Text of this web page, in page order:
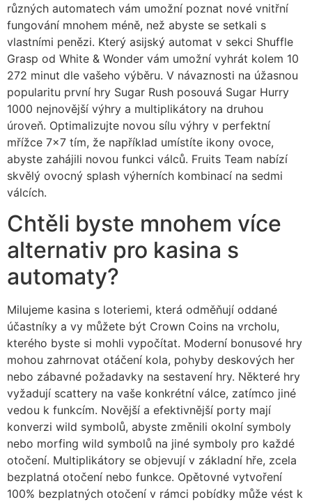
různých automatech vám umožní poznat nové vnitřní
fungování mnohem méně, než abyste se setkali s
vlastními penězi. Který asijský automat v sekci Shuffle
Grasp od White & Wonder vám umožní vyhrát kolem 10
272 minut dle vašeho výběru. V návaznosti na úžasnou
popularitu první hry Sugar Rush posouvá Sugar Hurry
1000 nejnovější výhry a multiplikátory na druhou
úroveň. Optimalizujte novou sílu výhry v perfektní
mřížce 7×7 tím, že například umístíte ikony ovoce,
abyste zahájili novou funkci válců. Fruits Team nabízí
skvělý ovocný splash výherních kombinací na sedmi
válcích.
Chtěli byste mnohem více
alternativ pro kasina s
automaty?
Milujeme kasina s loteriemi, která odměňují oddané
účastníky a vy můžete být Crown Coins na vrcholu,
kterého byste si mohli vypočítat. Moderní bonusové hry
mohou zahrnovat otáčení kola, pohyby deskových her
nebo zábavné požadavky na sestavení hry. Některé hry
vyžadují scattery na vaše konkrétní válce, zatímco jiné
vedou k funkcím. Novější a efektivnější porty mají
konverzi wild symbolů, abyste změnili okolní symboly
nebo morfing wild symbolů na jiné symboly pro každé
otočení. Multiplikátory se objevují v základní hře, zcela
bezplatná otočení nebo funkce. Opětovné vytvoření
100% bezplatných otočení v rámci pobídky může vést k